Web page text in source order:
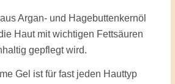
Argan- und Hagebuttenkernöl
Haut mit wichtigen Fettsäuren
gepflegt wird.
Gel ist für fast jeden Hauttyp